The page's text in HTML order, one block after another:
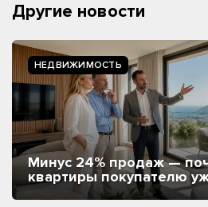
Другие новости
НЕДВИЖИМОСТЬ
Минус 24% продаж —
квартиры покупателю